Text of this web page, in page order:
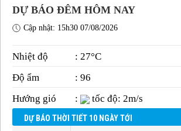
DỰ BÁO ĐÊM HÔM NAY
Cập nhật: 15h30 07/08/2026
Nhiệt độ
: 27°C
Độ ẩm
: 96
Hướng gió
: tốc độ: 2m/s
DỰ BÁO THỜI TIẾT 10 NGÀY TỚI